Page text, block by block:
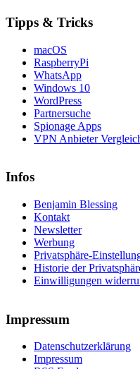
Tipps & Tricks
macOS
RaspberryPi
WhatsApp
Windows 10
WordPress
Partnersuche
Spionage Apps
VPN Anbieter
Infos
Benjamin Blessing
Kontakt
Newsletter
Werbung
Privatsphäre-
Historie der
Einwilligungen
Impressum
Datenschutzerklärung
Impressum